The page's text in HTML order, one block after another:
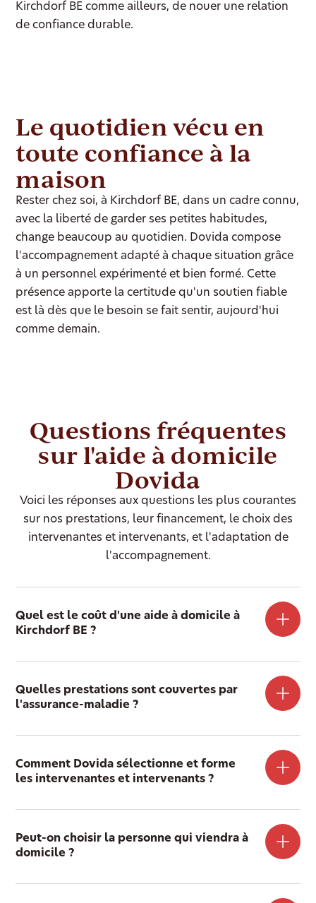
Kirchdorf BE comme ailleurs, de nouer une relation
de confiance durable.
Le quotidien vécu en
toute confiance à la
maison
Rester chez soi, à Kirchdorf BE, dans un cadre connu,
avec la liberté de garder ses petites habitudes,
change beaucoup au quotidien. Dovida compose
l'accompagnement adapté à chaque situation grâce
à un personnel expérimenté et bien formé. Cette
présence apporte la certitude qu'un soutien fiable
est là dès que le besoin se fait sentir, aujourd'hui
comme demain.
Questions fréquentes
sur l'aide à domicile
Dovida
Voici les réponses aux questions les plus courantes
sur nos prestations, leur financement, le choix des
intervenantes et intervenants, et l'adaptation de
l'accompagnement.
Quel est le coût d'une aide à domicile à
Kirchdorf BE ?
Quelles prestations sont couvertes par
l'assurance-maladie ?
Comment Dovida sélectionne et forme
les intervenantes et intervenants ?
Peut-on choisir la personne qui viendra à
domicile ?